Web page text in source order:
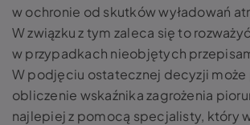
w ochronie od skutków wyładowań
W związku z tym zaleca się to
w przypadkach nieobjętych
W podjęciu ostatecznej decyzji
obliczenie wskaźnika zagrożenia
najlepiej z pomocą specjalisty, który